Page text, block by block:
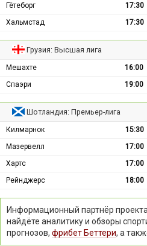
Гётеборг
17:30
Хальмстад
17:30
Грузия: Высшая лига
Мешахте 16:00
Спаэри
19:00
Шотландия: Премьер-лига
Килмарнок 15:30
Мазервелл
17:00
Хартс
17:00
Рейнджерс
18:00
Информационный партнёр
найдёте аналитику и обзоры
прогнозов, фрибет Беттери, а